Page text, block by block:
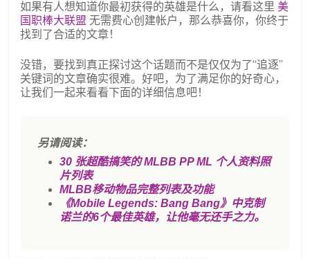
如果有人想知道你最初获得的英雄是什么，请看这里 美
国职棒大联盟 无需费心创建帐户，那么恭喜你，你终于
找到了合适的文章！
没错，要找到真正探讨这个话题而不是仅仅为了“追逐”
关键词的文章确实很难。好吧，为了满足你的好奇心，
让我们一起来看看下面的详细信息吧！
另请阅读：
30 张超酷搞笑的 MLBB PP ML 个人资料照
片列表
MLBB移动物品完整列表及功能
《Mobile Legends: Bang Bang》中克制
诺兰的6个最佳英雄，让他毫无还手之力。